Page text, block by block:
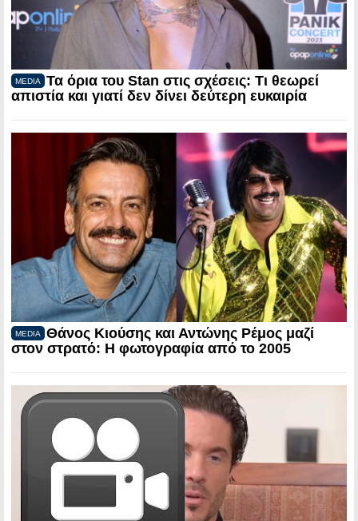
MEDIA
Τα όρια του Stan στις σχέσεις: Τι θεωρεί
απιστία και γιατί δεν δίνει δεύτερη ευκαιρία
MEDIA
Θάνος Κιούσης και Αντώνης Ρέμος μαζί
στον στρατό: Η φωτογραφία από το 2005